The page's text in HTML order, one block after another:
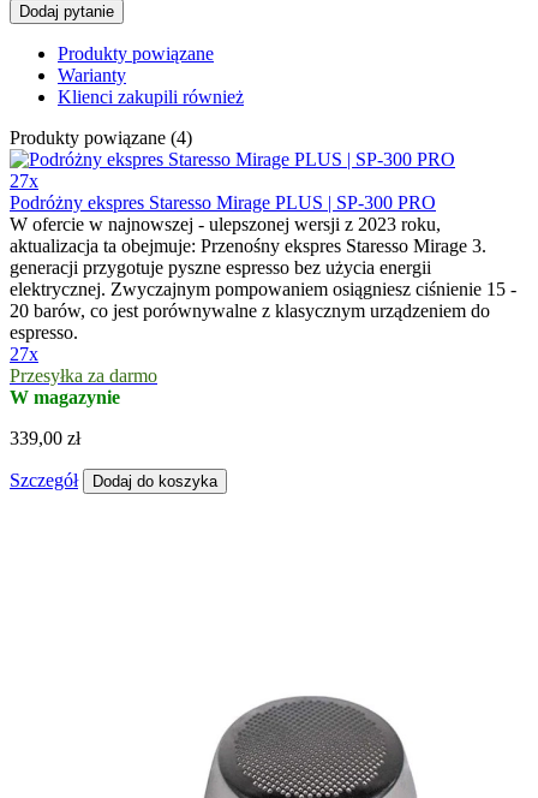
Dodaj pytanie
Produkty powiązane
Warianty
Klienci zakupili również
Produkty powiązane (4)
27x
Podróżny ekspres Staresso Mirage PLUS | SP-300 PRO
W ofercie w najnowszej - ulepszonej wersji z 2023 roku,
aktualizacja ta obejmuje: Przenośny ekspres Staresso Mirage 3.
generacji przygotuje pyszne espresso bez użycia energii
elektrycznej. Zwyczajnym pompowaniem osiągniesz ciśnienie 15 -
20 barów, co jest porównywalne z klasycznym urządzeniem do
espresso.
27x
Przesyłka za darmo
W magazynie
339,00 zł
Szczegół Dodaj do koszyka